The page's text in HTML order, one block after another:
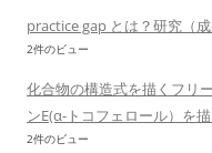
practice gap とは？研究（
2件のビュー
化合物の構造式を描くフリ
ンE(α-トコフェロール）を
2件のビュー